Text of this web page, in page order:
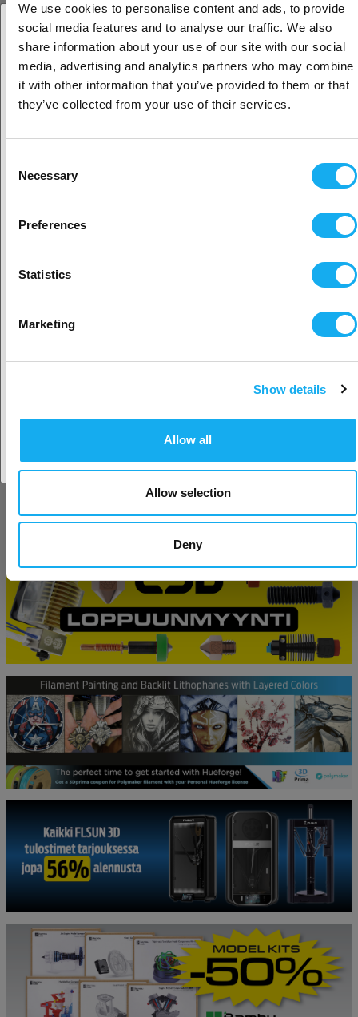
We use cookies to personalise content and ads, to provide
social media features and to analyse our traffic. We also
share information about your use of our site with our social
media, advertising and analytics partners who may combine
it with other information that you’ve provided to them or that
they’ve collected from your use of their services.
Selection
Necessary
Preferences
Statistics
Marketing
Show details
Allow all
Allow selection
Deny
Oletko yritys- vai yksityisasiakas?
Yritysasiakas